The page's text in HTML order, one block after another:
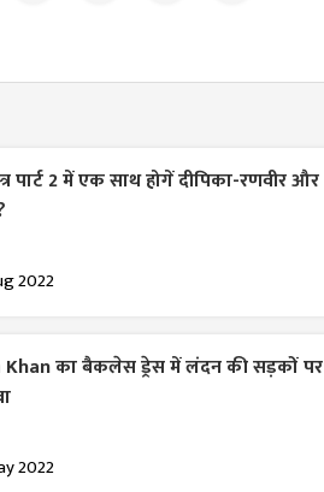
पार्ट 2 में एक साथ होगें दीपिका-रणवीर और
2022
Khan का बैकलेस ड्रेस में लंदन की सड़कों पर
2022